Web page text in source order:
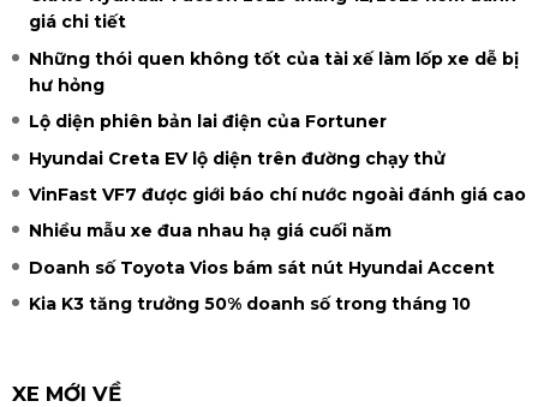
giá chi tiết
Những thói quen không tốt của tài xế làm lốp xe dễ bị
hư hỏng
Lộ diện phiên bản lai điện của Fortuner
Hyundai Creta EV lộ diện trên đường chạy thử
VinFast VF7 được giới báo chí nước ngoài đánh giá cao
Nhiều mẫu xe đua nhau hạ giá cuối năm
Doanh số Toyota Vios bám sát nút Hyundai Accent
Kia K3 tăng trưởng 50% doanh số trong tháng 10
XE MỚI VỀ